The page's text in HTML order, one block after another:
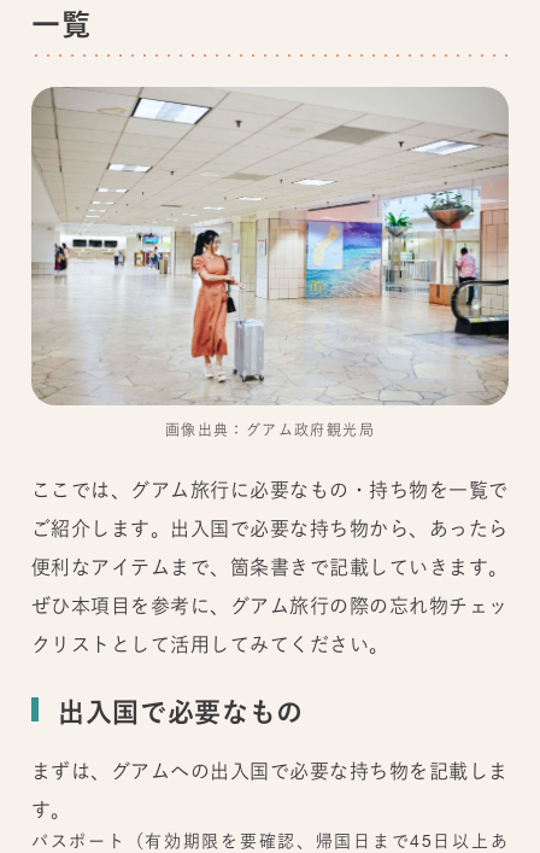
一覧
画像出典：グアム政府観光局
ここでは、グアム旅行に必要なもの・持ち物を一覧で
ご紹介します。出入国で必要な持ち物から、あったら
便利なアイテムまで、箇条書きで記載していきます。
ぜひ本項目を参考に、グアム旅行の際の忘れ物チェッ
クリストとして活用してみてください。
出入国で必要なもの
まずは、グアムへの出入国で必要な持ち物を記載しま
す。
パスポート（有効期限を要確認、帰国日まで45日以上あ